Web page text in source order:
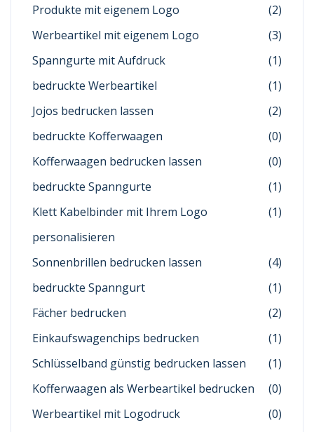
Produkte mit eigenem Logo
(2)
Werbeartikel mit eigenem Logo
(3)
Spanngurte mit Aufdruck
(1)
bedruckte Werbeartikel
(1)
Jojos bedrucken lassen
(2)
bedruckte Kofferwaagen
(0)
Kofferwaagen bedrucken lassen
(0)
bedruckte Spanngurte
(1)
Klett Kabelbinder mit Ihrem Logo
personalisieren
(1)
Sonnenbrillen bedrucken lassen
(4)
bedruckte Spanngurt
(1)
Fächer bedrucken
(2)
Einkaufswagenchips bedrucken
(1)
Schlüsselband günstig bedrucken lassen
(1)
Kofferwaagen als Werbeartikel bedrucken
(0)
Werbeartikel mit Logodruck
(0)